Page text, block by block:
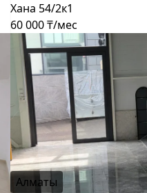
Хана 54/2к1
60 000 ₸/мес
Алматы